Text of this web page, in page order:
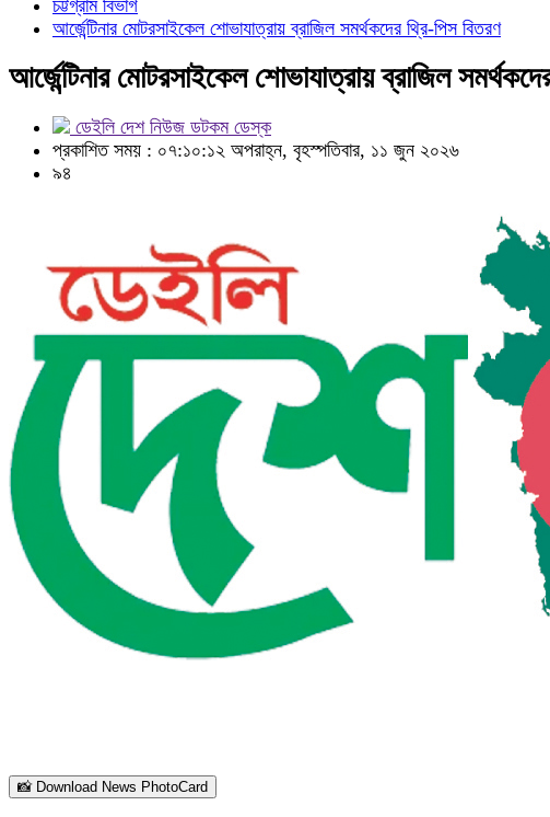
চট্টগ্রাম বিভাগ
আর্জেন্টিনার মোটরসাইকেল শোভাযাত্রায় ব্রাজিল সমর্থকদের থ্রি-পিস বিতরণ
আর্জেন্টিনার মোটরসাইকেল শোভাযাত্রায় ব্রাজিল
ডেইলি দেশ নিউজ ডটকম ডেস্ক
প্রকাশিত সময় : ০৭:১০:১২ অপরাহ্ন, বৃহস্পতিবার, ১১ জুন ২০২৬
৯৪
📸 Download News PhotoCard